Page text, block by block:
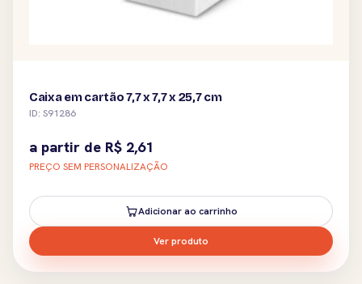
Caixa em cartão 7,7 x 7,7 x 25,7 cm
ID: S91286
a partir de R$ 2,61
PREÇO SEM PERSONALIZAÇÃO
Adicionar ao carrinho
Ver produto